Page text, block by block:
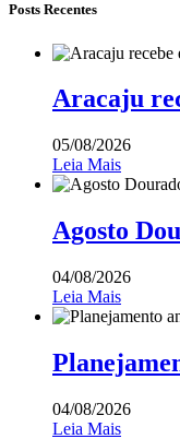
Posts Recentes
Aracaju
05/08/2026
Leia Mais
Agosto
04/08/2026
Leia Mais
04/08/2026
Leia Mais